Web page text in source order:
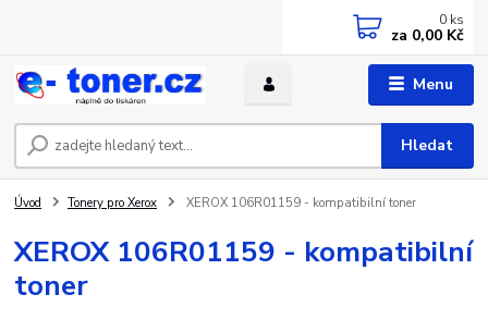
Menu
Hledat
0 ks
za 0,00 Kč
Úvod Tonery pro Xerox XEROX 106R01159 - kompatibilní toner
XEROX 106R01159 - kompatibilní
toner